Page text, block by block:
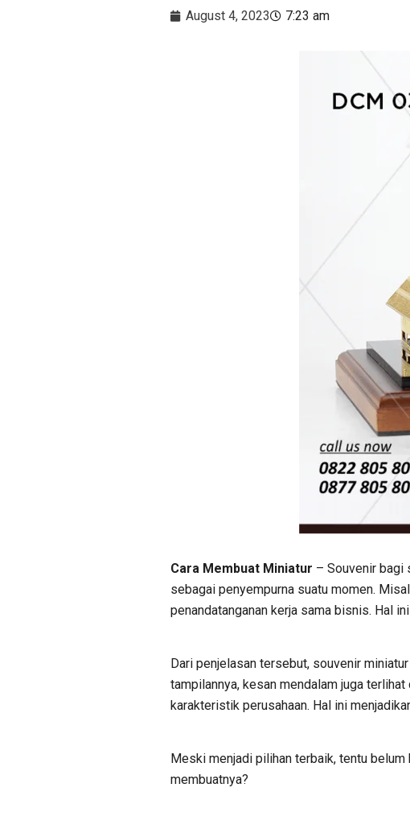
August 4, 2023 7:23 am
Cara Membuat Miniatur – Souvenir bagi
sebagai penyempurna suatu momen.
penandatanganan kerja sama bisnis. Hal
Dari penjelasan tersebut, souvenir
tampilannya, kesan mendalam juga
karakteristik perusahaan. Hal ini
Meski menjadi pilihan terbaik, tentu belum
membuatnya?